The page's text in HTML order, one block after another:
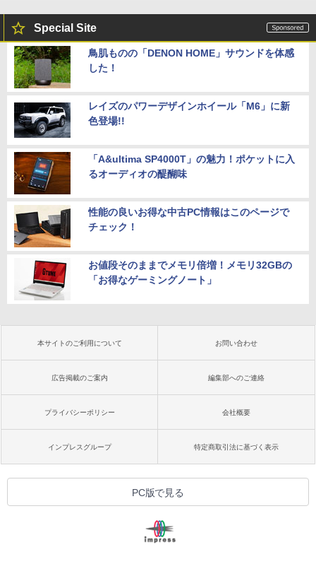
Special Site
鳥肌ものの「DENON HOME」サウンドを体感
した！
レイズのパワーデザインホイール「M6」に新
色登場!!
「A&ultima SP4000T」の魅力！ポケットに入
るオーディオの醍醐味
性能の良いお得な中古PC情報はこのページで
チェック！
お値段そのままでメモリ倍増！メモリ32GBの
「お得なゲーミングノート」
本サイトのご利用について お問い合わせ
広告掲載のご案内 編集部へのご連絡
プライバシーポリシー 会社概要
インプレスグループ 特定商取引法に基づく表示
PC版で見る